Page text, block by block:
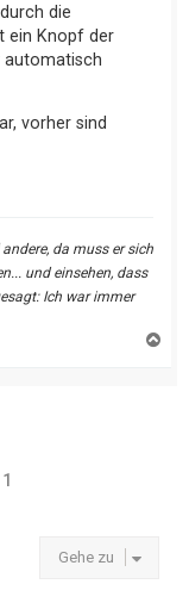
die
ein Knopf der
automatisch
vorher sind
da muss er sich
und einsehen, dass
Ich war immer
1
Gehe zu